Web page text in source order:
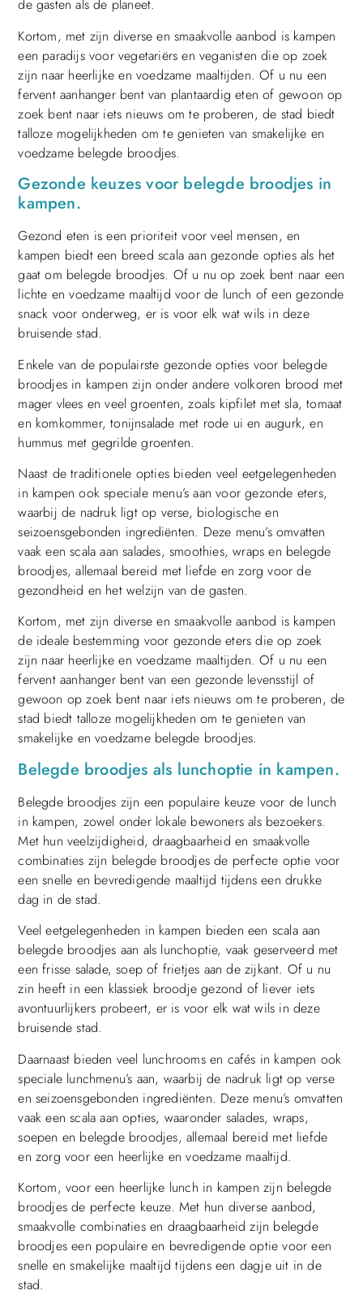
de gasten als de planeet.
Kortom, met zijn diverse en smaakvolle aanbod is kampen
een paradijs voor vegetariërs en veganisten die op zoek
zijn naar heerlijke en voedzame maaltijden. Of u nu een
fervent aanhanger bent van plantaardig eten of gewoon op
zoek bent naar iets nieuws om te proberen, de stad biedt
talloze mogelijkheden om te genieten van smakelijke en
voedzame belegde broodjes.
Gezonde keuzes voor belegde broodjes in
kampen.
Gezond eten is een prioriteit voor veel mensen, en
kampen biedt een breed scala aan gezonde opties als het
gaat om belegde broodjes. Of u nu op zoek bent naar een
lichte en voedzame maaltijd voor de lunch of een gezonde
snack voor onderweg, er is voor elk wat wils in deze
bruisende stad.
Enkele van de populairste gezonde opties voor belegde
broodjes in kampen zijn onder andere volkoren brood met
mager vlees en veel groenten, zoals kipfilet met sla, tomaat
en komkommer, tonijnsalade met rode ui en augurk, en
hummus met gegrilde groenten.
Naast de traditionele opties bieden veel eetgelegenheden
in kampen ook speciale menu’s aan voor gezonde eters,
waarbij de nadruk ligt op verse, biologische en
seizoensgebonden ingrediënten. Deze menu’s omvatten
vaak een scala aan salades, smoothies, wraps en belegde
broodjes, allemaal bereid met liefde en zorg voor de
gezondheid en het welzijn van de gasten.
Kortom, met zijn diverse en smaakvolle aanbod is kampen
de ideale bestemming voor gezonde eters die op zoek
zijn naar heerlijke en voedzame maaltijden. Of u nu een
fervent aanhanger bent van een gezonde levensstijl of
gewoon op zoek bent naar iets nieuws om te proberen, de
stad biedt talloze mogelijkheden om te genieten van
smakelijke en voedzame belegde broodjes.
Belegde broodjes als lunchoptie in kampen.
Belegde broodjes zijn een populaire keuze voor de lunch
in kampen, zowel onder lokale bewoners als bezoekers.
Met hun veelzijdigheid, draagbaarheid en smaakvolle
combinaties zijn belegde broodjes de perfecte optie voor
een snelle en bevredigende maaltijd tijdens een drukke
dag in de stad.
Veel eetgelegenheden in kampen bieden een scala aan
belegde broodjes aan als lunchoptie, vaak geserveerd met
een frisse salade, soep of frietjes aan de zijkant. Of u nu
zin heeft in een klassiek broodje gezond of liever iets
avontuurlijkers probeert, er is voor elk wat wils in deze
bruisende stad.
Daarnaast bieden veel lunchrooms en cafés in kampen ook
speciale lunchmenu’s aan, waarbij de nadruk ligt op verse
en seizoensgebonden ingrediënten. Deze menu’s omvatten
vaak een scala aan opties, waaronder salades, wraps,
soepen en belegde broodjes, allemaal bereid met liefde
en zorg voor een heerlijke en voedzame maaltijd.
Kortom, voor een heerlijke lunch in kampen zijn belegde
broodjes de perfecte keuze. Met hun diverse aanbod,
smaakvolle combinaties en draagbaarheid zijn belegde
broodjes een populaire en bevredigende optie voor een
snelle en smakelijke maaltijd tijdens een dagje uit in de
stad.